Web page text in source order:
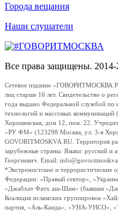
Города вещания
Наши слушатели
Все права защищены.
Сетевое издание
лиц старше 16 лет. Свидетельство о
года выдано Федеральной службой по
технологий и массовых
Хорошевская, дом 12, пом. 22.
«РУ ФМ» (123298 Москва, ул. 3-я
GOVORITMOSKVA.RU. Территория
зарубежные страны. Языки: русский и
Георгиевич. Email:
*Экстремистские и террористические
Федерации: «Правый сектор»,
«Джабхат Фатх аш-Шам» (бывшая
Коалиция исламских группировок
партия, «Аль-Каида», «УНА-УНСО»,